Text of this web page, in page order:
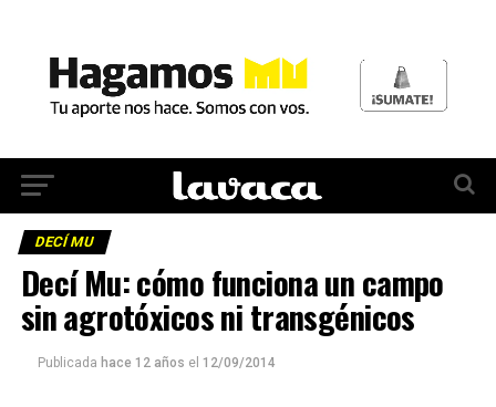
DECÍ MU
Decí Mu: cómo funciona un campo
sin agrotóxicos ni transgénicos
Publicada hace 12 años el 12/09/2014